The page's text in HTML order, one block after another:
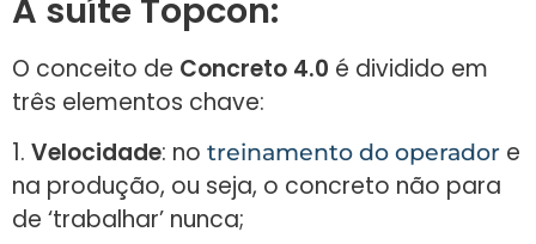
A suíte Topcon:
O conceito de Concreto 4.0 é dividido em
três elementos chave:
1. Velocidade: no treinamento do operador e
na produção, ou seja, o concreto não para
de ‘trabalhar’ nunca;